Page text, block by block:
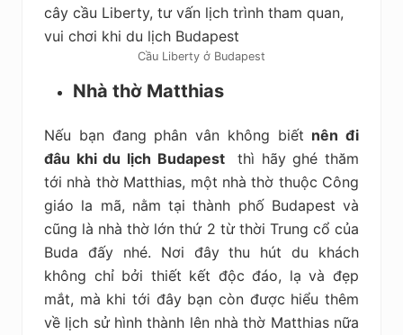
Cầu Liberty ở Budapest
Nhà thờ Matthias
Nếu bạn đang phân vân không biết nên đi
đâu khi du lịch Budapest
thì hãy ghé thăm
tới nhà thờ Matthias, một nhà thờ thuộc Công
giáo la mã, nằm tại thành phố Budapest và
cũng là nhà thờ lớn thứ 2 từ thời Trung cổ của
Buda đấy nhé. Nơi đây thu hút du khách
không chỉ bởi thiết kết độc đáo, lạ và đẹp
mắt, mà khi tới đây bạn còn được hiểu thêm
về lịch sử hình thành lên nhà thờ Matthias nữa